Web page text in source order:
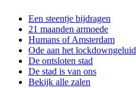
Een steentje bijdragen
21 maanden armoede
Humans of Amsterdam
Ode aan het lockdowngeluid
De ontsloten stad
De stad is van ons
Bekijk alle zalen